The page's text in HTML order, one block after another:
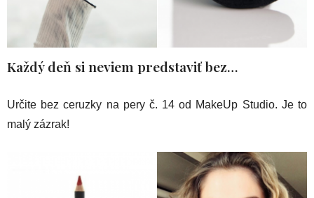
Každý deň si neviem predstaviť bez…
Určite bez ceruzky na pery č. 14 od MakeUp Studio. Je to
malý zázrak!